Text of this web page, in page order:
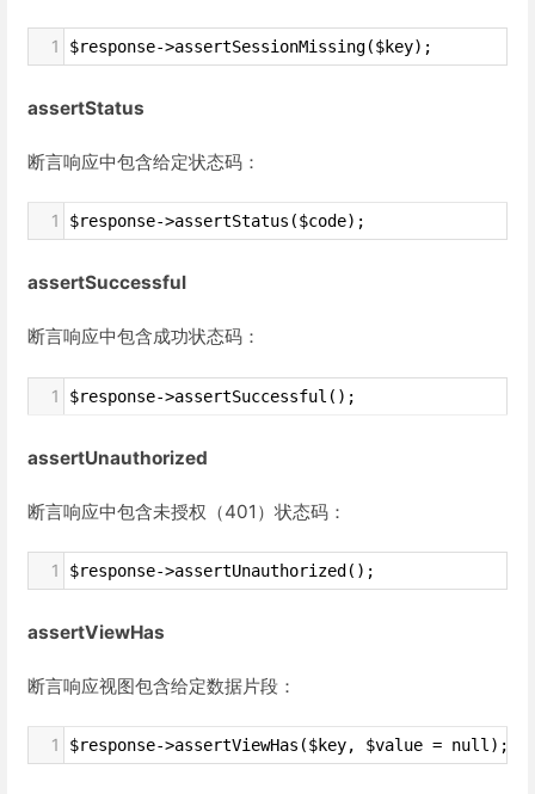
1 $response->assertSessionMissing($key);
assertStatus
断言响应中包含给定状态码：
1 $response->assertStatus($code);
assertSuccessful
断言响应中包含成功状态码：
1 $response->assertSuccessful();
assertUnauthorized
断言响应中包含未授权（401）状态码：
1 $response->assertUnauthorized();
assertViewHas
断言响应视图包含给定数据片段：
1 $response->assertViewHas($key, $value = null);